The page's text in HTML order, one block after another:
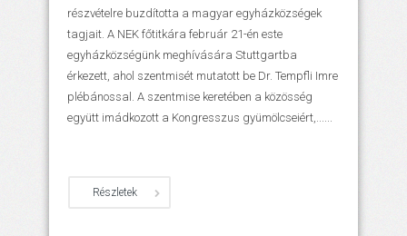
részvételre buzdította a magyar egyházközségek
tagjait. A NEK főtitkára február 21-én este
egyházközségünk meghívására Stuttgartba
érkezett, ahol szentmisét mutatott be Dr. Tempfli Imre
plébánossal. A szentmise keretében a közösség
együtt imádkozott a Kongresszus gyümölcseiért,......
Részletek